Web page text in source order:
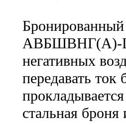
АВБШВНГ(A)-
негативных
передавать ток
стальная